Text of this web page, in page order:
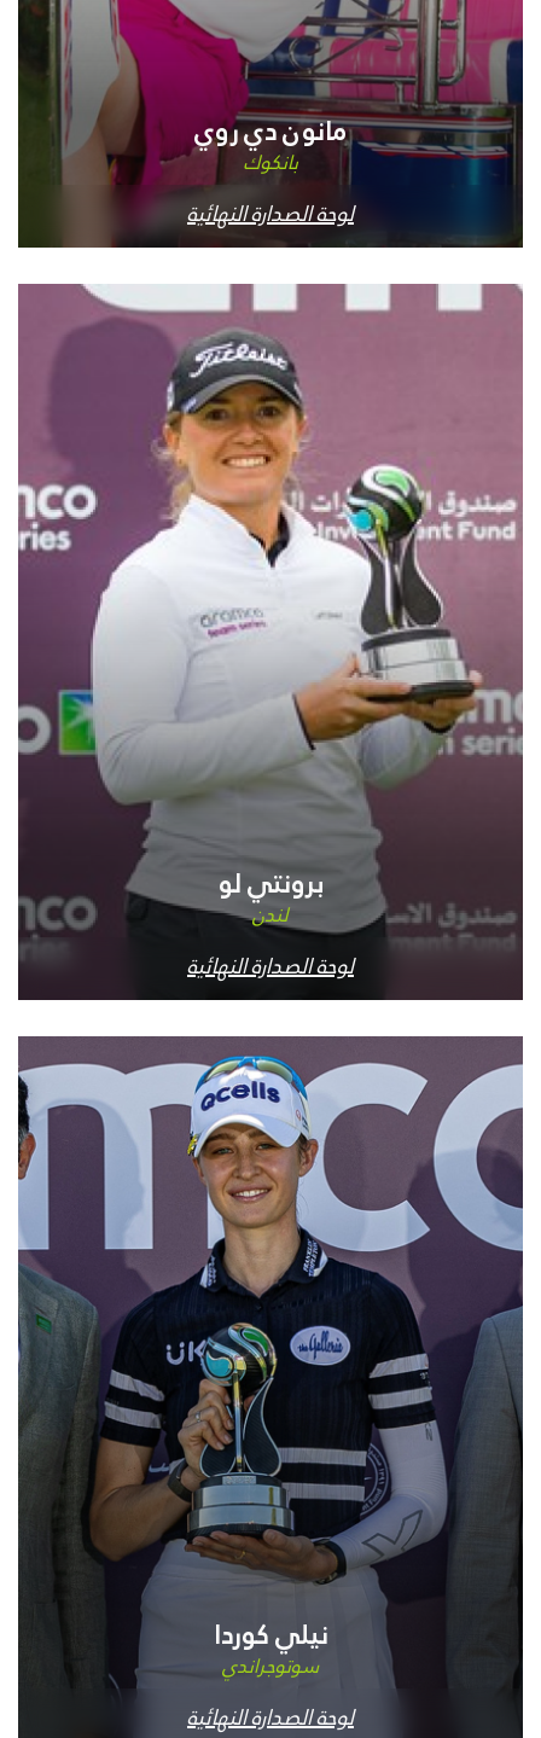
مانون دي روي
بانكوك
لوحة الصدارة النهائية
برونتي لو
لندن
لوحة الصدارة النهائية
نيلي كوردا
سوتوجراندي
لوحة الصدارة النهائية